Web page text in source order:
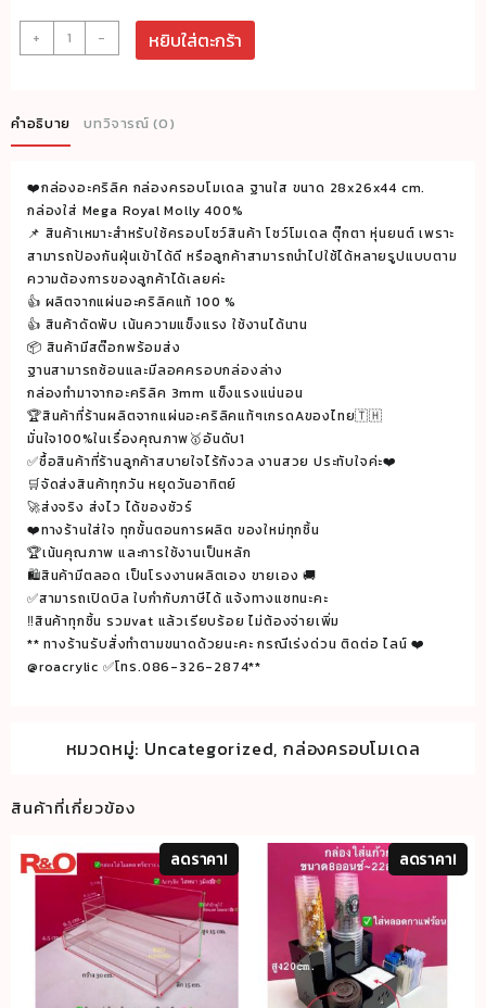
+
จำนวน
กล่อง
ริ
ลิค
ครอบ
โมเดล
ฐาน
ใส
ขนาด
28x26x44
cm.
กล่อง
ใส่
Mega
Royal
Molly
400%
ชิ้น
- หยิบใส่ตะกร้า
คำอธิบาย บทวิจารณ์ (0)
❤️กล่องอะคริลิค กล่องครอบโมเดล ฐานใส ขนาด 28x26x44 cm.
กล่องใส่ Mega Royal Molly 400%
📌 สินค้าเหมาะสำหรับใช้ครอบโชว์สินค้า โชว์โมเดล ตุ๊กตา หุ่นยนต์ เพราะ
สามารถป้องกันฝุ่นเข้าได้ดี หรือลูกค้าสามารถนำไปใช้ได้หลายรูปแบบตาม
ความต้องการของลูกค้าได้เลยค่ะ
👍 ผลิตจากแผ่นอะคริลิคแท้ 100 %
👍 สินค้าดัดพับ เน้นความแข็งแรง ใช้งานได้นาน
📦 สินค้ามีสต๊อกพร้อมส่ง
ฐานสามารถซ้อนและมีลอคครอบกล่องล่าง
กล่องทำมาจากอะคริลิค 3mm แข็งแรงแน่นอน
🏆สินค้าที่ร้านผลิตจากแผ่นอะคริลิคแท้ๆเกรดAของไทย🇹🇭
มั่นใจ100%ในเรื่องคุณภาพ🥇อันดับ1
✅ซื้อสินค้าที่ร้านลูกค้าสบายใจไร้กังวล งานสวย ประทับใจค่ะ❤️
🛒จัดส่งสินค้าทุกวัน หยุดวันอาทิตย์
🚀ส่งจริง ส่งไว ได้ของชัวร์
❤️ทางร้านใส่ใจ ทุกขั้นตอนการผลิต ของใหม่ทุกชิ้น
🏆เน้นคุณภาพ และการใช้งานเป็นหลัก
🛍สินค้ามีตลอด เป็นโรงงานผลิตเอง ขายเอง 🚚
✅สามารถเปิดบิล ใบกำกับภาษีได้ แจ้งทางแซทนะคะ
‼️สินค้าทุกชิ้น รวมvat แล้วเรียบร้อย ไม่ต้องจ่ายเพิ่ม
** ทางร้านรับสั่งทำตามขนาดด้วยนะคะ กรณีเร่งด่วน ติดต่อ ไลน์ ❤️
@roacrylic ✅โทร.086-326-2874**
หมวดหมู่: Uncategorized, กล่องครอบโมเดล
สินค้าที่เกี่ยวข้อง
ลดราคา! ลดราคา!